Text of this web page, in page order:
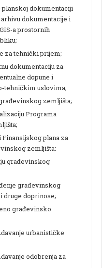
dokumentaciji
dokumentacije i
a prostornih
za tehnički prijem;
dokumentaciju za
dopune i
tehničkim uslovima;
zemljišta;
Programa
plana za
zemljišta;
građevinskog
građevinskog
druge doprinose;
građevinsko
urbanističke
odobrenja za